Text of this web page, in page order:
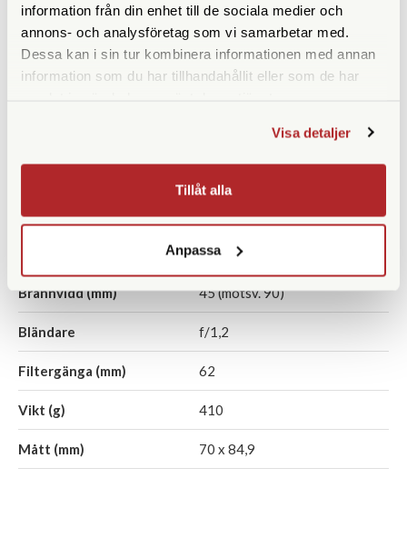
information från din enhet till de sociala medier och
annons- och analysföretag som vi samarbetar med.
Dessa kan i sin tur kombinera informationen med annan
information som du har tillhandahållit eller som de har
Visa detaljer
Tillåt alla
Anpassa
1.4X Telekonverter (MC-
14)
Finns i lager
ED 17/1,8 II
Finns i lager
LÄS MER
SPECIFIKATIONER
Brännvidd (mm) 45 (motsv. 90)
Bländare f/1,2
Filtergänga (mm) 62
Vikt (g) 410
Mått (mm) 70 x 84,9